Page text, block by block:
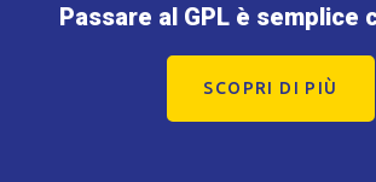
Passare al GPL è semplice
SCOPRI DI PIÙ